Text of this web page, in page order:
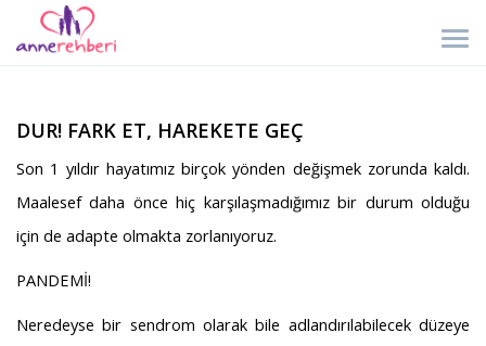
DUR! FARK ET, HAREKETE GEÇ
Son 1 yıldır hayatımız birçok yönden değişmek zorunda kaldı.
Maalesef daha önce hiç karşılaşmadığımız bir durum olduğu
için de adapte olmakta zorlanıyoruz.
PANDEMİ!
Neredeyse bir sendrom olarak bile adlandırılabilecek düzeye